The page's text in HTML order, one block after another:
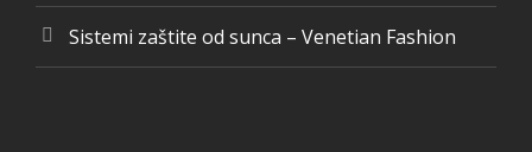
Sistemi zaštite od sunca – Venetian Fashion